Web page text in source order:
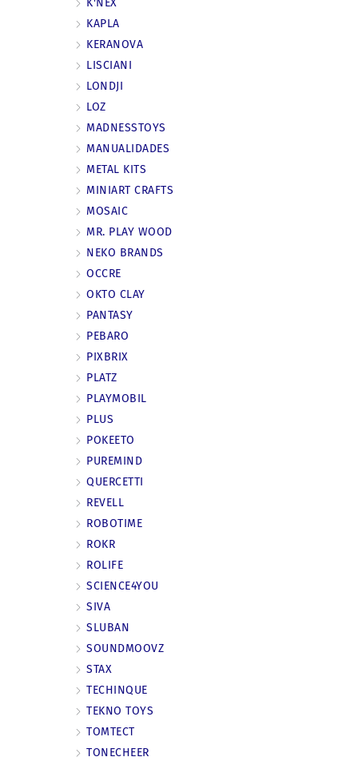
KAPLA
KERANOVA
LISCIANI
LONDJI
LOZ
MADNESSTOYS
MANUALIDADES
METAL KITS
MINIART CRAFTS
MOSAIC
MR. PLAY WOOD
NEKO BRANDS
OCCRE
OKTO CLAY
PANTASY
PEBARO
PIXBRIX
PLATZ
PLAYMOBIL
PLUS
POKEETO
PUREMIND
QUERCETTI
REVELL
ROBOTIME
ROKR
ROLIFE
SCIENCE4YOU
SIVA
SLUBAN
SOUNDMOOVZ
STAX
TECHINQUE
TEKNO TOYS
TOMTECT
TONECHEER